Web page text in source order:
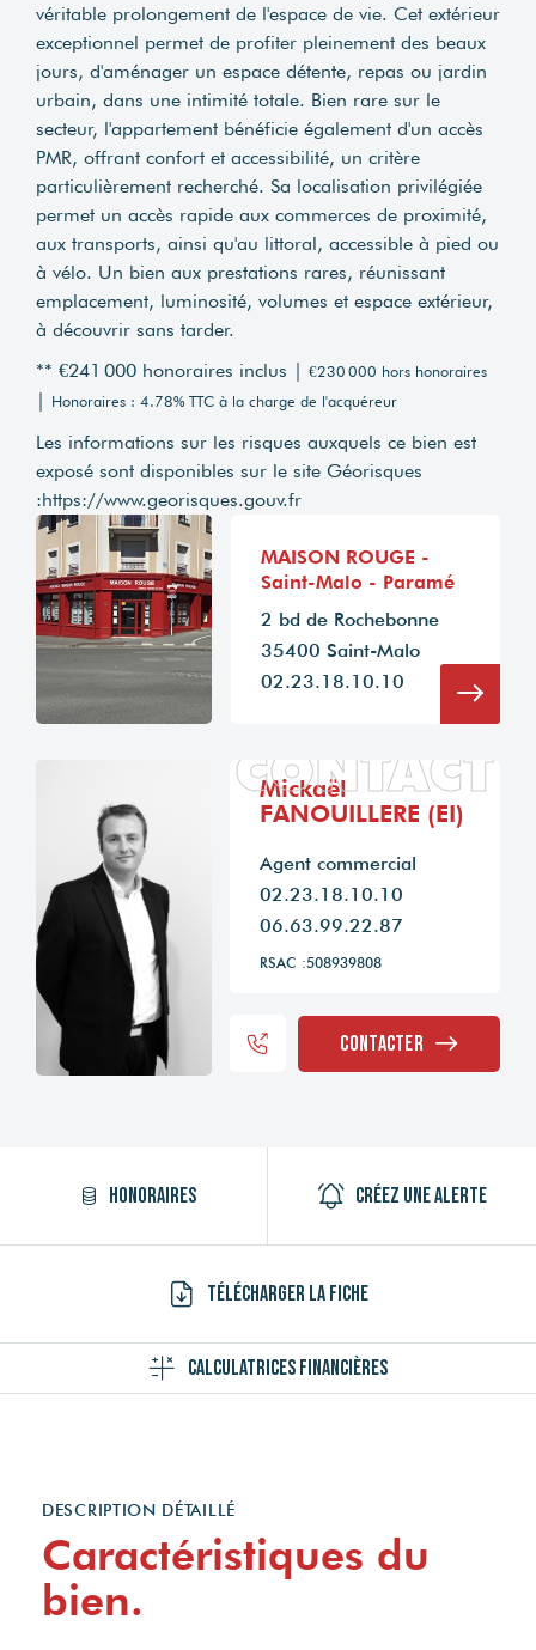
véritable prolongement de l'espace de vie. Cet extérieur
exceptionnel permet de profiter pleinement des beaux
jours, d'aménager un espace détente, repas ou jardin
urbain, dans une intimité totale. Bien rare sur le
secteur, l'appartement bénéficie également d'un accès
PMR, offrant confort et accessibilité, un critère
particulièrement recherché. Sa localisation privilégiée
permet un accès rapide aux commerces de proximité,
aux transports, ainsi qu'au littoral, accessible à pied ou
à vélo. Un bien aux prestations rares, réunissant
emplacement, luminosité, volumes et espace extérieur,
à découvrir sans tarder.
** €241 000 honoraires inclus | €230 000 hors honoraires
| Honoraires : 4.78% TTC à la charge de l'acquéreur
Les informations sur les risques auxquels ce bien est
exposé sont disponibles sur le site Géorisques
:https://www.georisques.gouv.fr
MAISON ROUGE -
Saint-Malo - Paramé
2 bd de Rochebonne
35400 Saint-Malo
02.23.18.10.10
CONTACT
Mickaël
FANOUILLERE (EI)
Agent commercial
02.23.18.10.10
06.63.99.22.87
RSAC :508939808
Contacter
Honoraires Créez une alerte
Télécharger la fiche
Calculatrices financières
DESCRIPTION DÉTAILLÉ
Caractéristiques du
bien.